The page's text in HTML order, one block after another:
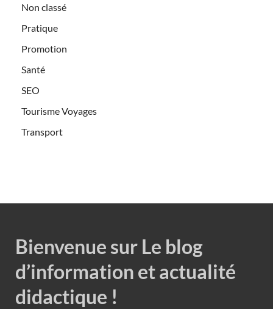
Non classé
Pratique
Promotion
Santé
SEO
Tourisme Voyages
Transport
Bienvenue sur Le blog
d’information et actualité
didactique !